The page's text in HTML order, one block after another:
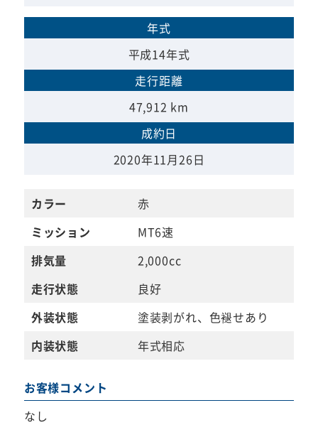
年式
平成14年式
走行距離
47,912 km
成約日
2020年11月26日
カラー
赤
ミッション
MT6速
排気量
2,000cc
走行状態
良好
外装状態
塗装剥がれ、色褪せあり
内装状態
年式相応
お客様コメント
なし